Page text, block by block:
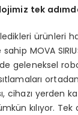
tek adı
ürünleri
sahip MOVA
geleneksel
cihazı yerden
kılıyor.